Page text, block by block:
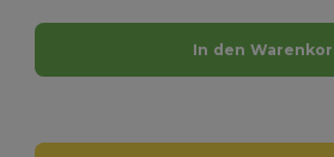
In den